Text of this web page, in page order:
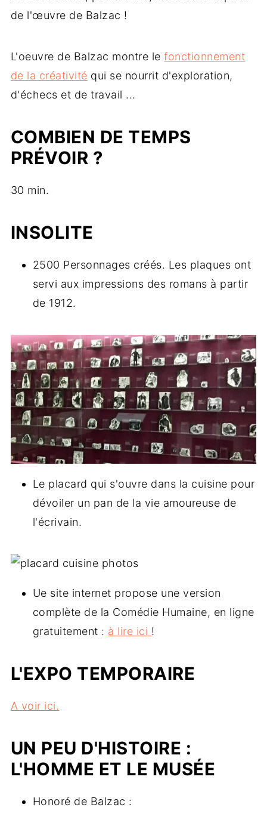
de l'œuvre de Balzac !
L'oeuvre de Balzac montre lefonctionnement
de la créativité qui se nourrit d'exploration,
d'échecs et de travail ...
COMBIEN DE TEMPS
PRÉVOIR ?
30 min.
INSOLITE
2500 Personnages créés. Les plaques ont
servi aux impressions des romans à partir
de 1912.
Le placard qui s'ouvre dans la cuisine pour
dévoiler un pan de la vie amoureuse de
l'écrivain.
Ue site internet propose une version
complète de la Comédie Humaine, en ligne
gratuitement : à lire ici !
L'EXPO TEMPORAIRE
A voir ici.
UN PEU D'HISTOIRE :
L'HOMME ET LE MUSÉE
Honoré de Balzac :